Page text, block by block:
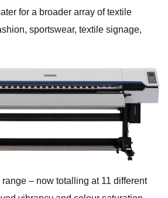
for a broader array of textile
sportswear, textile signage,
– now totalling at 11 different